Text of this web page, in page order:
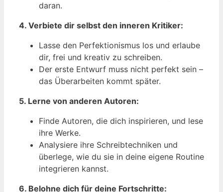
daran.
4. Verbiete dir selbst den inneren Kritiker:
Lasse den Perfektionismus los und erlaube
dir, frei und kreativ zu schreiben.
Der erste Entwurf muss nicht perfekt sein –
das Überarbeiten kommt später.
5. Lerne von anderen Autoren:
Finde Autoren, die dich inspirieren, und lese
ihre Werke.
Analysiere ihre Schreibtechniken und
überlege, wie du sie in deine eigene Routine
integrieren kannst.
6. Belohne dich für deine Fortschritte: